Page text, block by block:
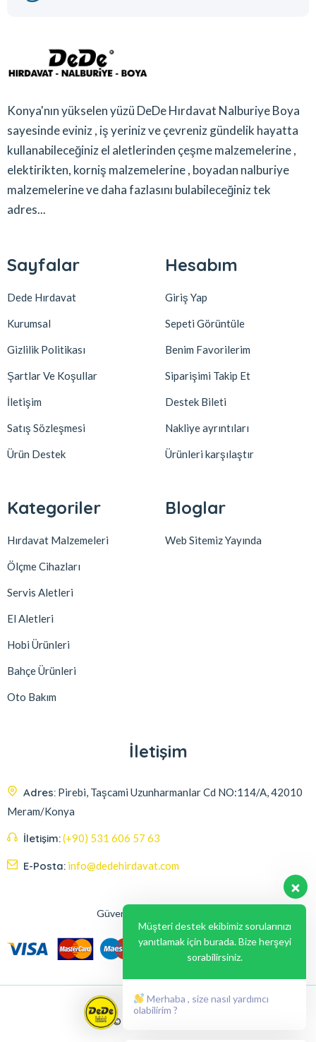
Konya'nın yükselen yüzü DeDe Hırdavat Nalburiye Boya
sayesinde eviniz , iş yeriniz ve çevreniz gündelik hayatta
kullanabileceğiniz el aletlerinden çeşme malzemelerine ,
elektirikten, korniş malzemelerine , boyadan nalburiye
malzemelerine ve daha fazlasını bulabileceğiniz tek
adres...
Sayfalar
Dede Hırdavat
Kurumsal
Gizlilik Politikası
Şartlar Ve Koşullar
İletişim
Satış Sözleşmesi
Ürün Destek
Hesabım
Giriş Yap
Sepeti Görüntüle
Benim Favorilerim
Siparişimi Takip Et
Destek Bileti
Nakliye ayrıntıları
Ürünleri karşılaştır
Kategoriler
Hırdavat Malzemeleri
Ölçme Cihazları
Servis Aletleri
El Aletleri
Hobi Ürünleri
Bahçe Ürünleri
Oto Bakım
Bloglar
Web Sitemiz Yayında
İletişim
Adres: Pirebi, Taşcami Uzunharmanlar Cd NO:114/A, 42010
Meram/Konya
İletişim:(+90) 531 606 57 63
E-Posta: info@dedehirdavat.com
Güvenli Ödeme Seçenekleri
© 2024, Liabil Dizayn
Müşteri destek ekibimiz sorularınızı
yanıtlamak için burada. Bize herşeyi
sorabilirsiniz.
Merhaba , size nasıl yardımcı
olabilirim ?